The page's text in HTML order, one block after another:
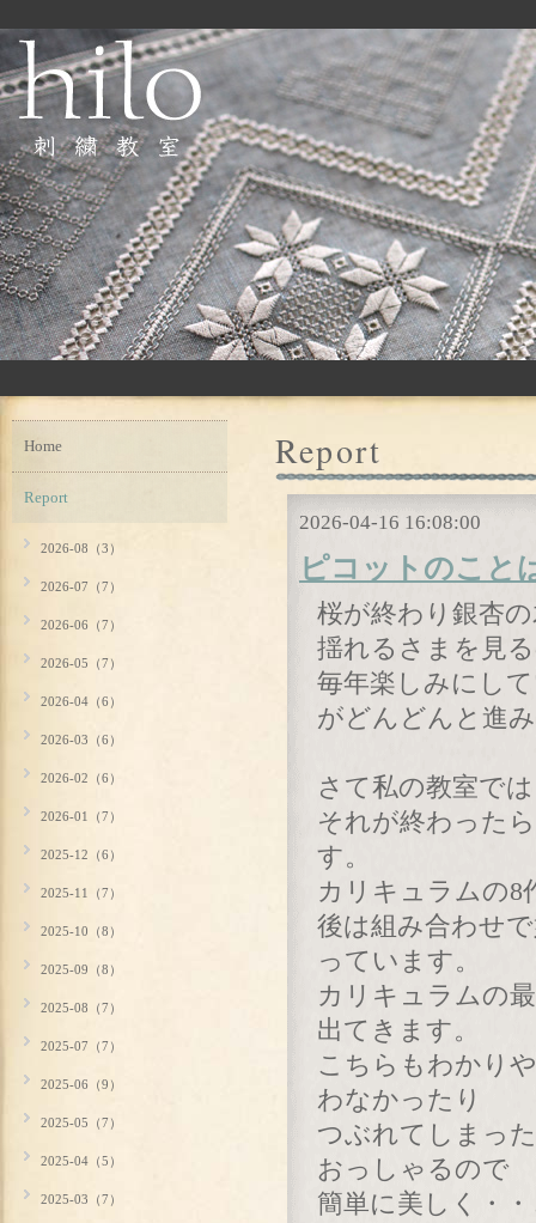
Report
2026-04-16 16:08:00
ピコットのこと
桜が終わり銀杏
揺れるさまを見
毎年楽しみにし
がどんどんと進
さて私の教室で
それが終わった
す。
カリキュラムの8
後は組み合わせ
っています。
カリキュラムの
出てきます。
こちらもわかり
わなかったり
つぶれてしまっ
おっしゃるので
簡単に美しく・
Home
Report
2026-08（3）
2026-07（7）
2026-06（7）
2026-05（7）
2026-04（6）
2026-03（6）
2026-02（6）
2026-01（7）
2025-12（6）
2025-11（7）
2025-10（8）
2025-09（8）
2025-08（7）
2025-07（7）
2025-06（9）
2025-05（7）
2025-04（5）
2025-03（7）